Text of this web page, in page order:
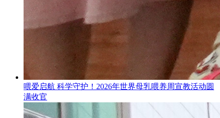
喂爱启航 科学守护！2026年世界母乳喂养周宣教活动圆
满收官